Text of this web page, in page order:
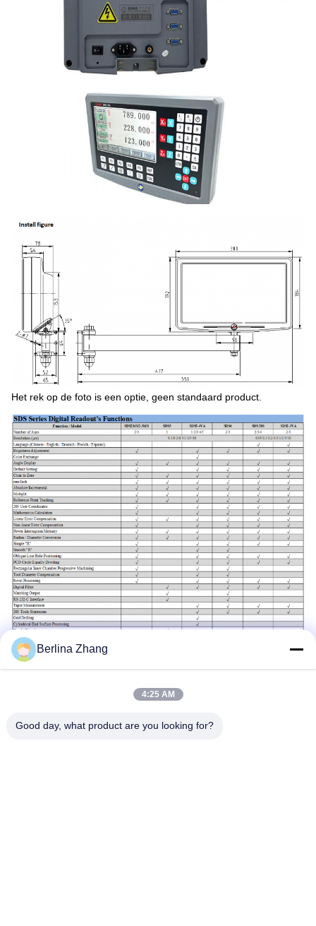
Het rek op de foto is een optie, geen standaard product.
Labels:
Berlina Zhang
4:25 AM
Good day, what product are you looking for?